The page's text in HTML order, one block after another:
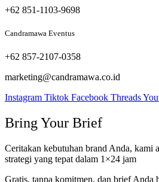
+62 851-1103-9698
Candramawa Eventus
+62 857-2107-0358
marketing@candramawa.co.id
Instagram Tiktok Facebook Threads
Bring Your Brief
Ceritakan kebutuhan brand Anda, kami
strategi yang tepat dalam 1×24 jam
Gratis, tanpa komitmen, dan brief Anda